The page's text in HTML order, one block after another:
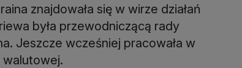
znajdowała się w wirze działań
była przewodniczącą rady
Jeszcze wcześniej pracowała w
walutowej.